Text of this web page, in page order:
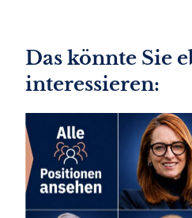
Das könnte Sie
interessieren: